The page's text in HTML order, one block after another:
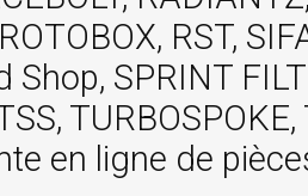
RST,
Shop, SPRINT
en ligne de